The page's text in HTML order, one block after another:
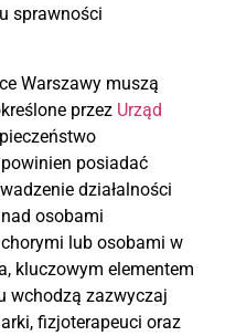
sprawności
Warszawy muszą
przez Urząd
posiadać
działalności
osobami
lub osobami w
kluczowym elementem
wchodzą zazwyczaj
fizjoterapeuci oraz